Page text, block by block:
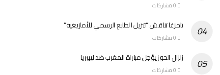
تامزغا تناقش “تنزيل الطابع الرسمي للأمازيغية”
زلزال الحوز يؤجل مباراة المغرب ضد ليبيريا